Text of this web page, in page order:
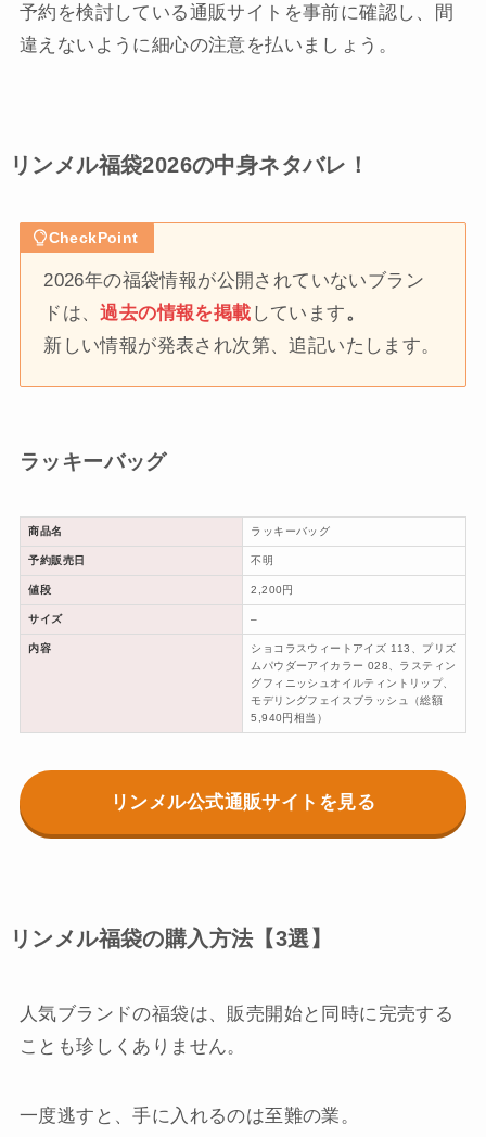
予約を検討している通販サイトを事前に確認し、間
違えないように細心の注意を払いましょう。
リンメル福袋2026の中身ネタバレ！
CheckPoint
2026年の福袋情報が公開されていないブラン
ドは、過去の情報を掲載 しています。
新しい情報が発表され次第、追記いたします。
ラッキーバッグ
商品名 ラッキーバッグ
予約販売日 不明
値段 2,200円
サイズ –
内容
ショコラスウィートアイズ 113、プリズ
ムパウダーアイカラー 028、ラスティン
グフィニッシュオイルティントリップ、
モデリングフェイスブラッシュ（総額
5,940円相当）
リンメル公式通販サイトを見る
リンメル福袋の購入方法【3選】
人気ブランドの福袋は、販売開始と同時に完売する
ことも珍しくありません。
一度逃すと、手に入れるのは至難の業。